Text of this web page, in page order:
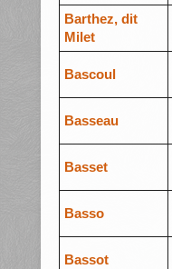
Barthez, dit
Milet
Bascoul
Basseau
Basset
Basso
Bassot